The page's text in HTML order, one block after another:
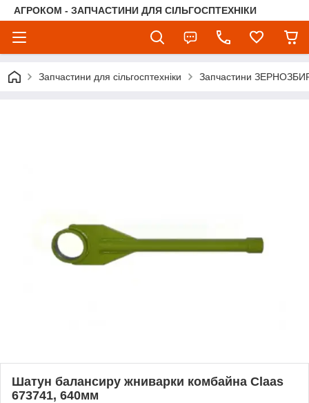
АГРОКОМ - ЗАПЧАСТИНИ ДЛЯ СІЛЬГОСПТЕХНІКИ
Запчастини для сільгосптехніки Запчастини
Шатун балансиру жниварки комбайна Claas
673741, 640мм